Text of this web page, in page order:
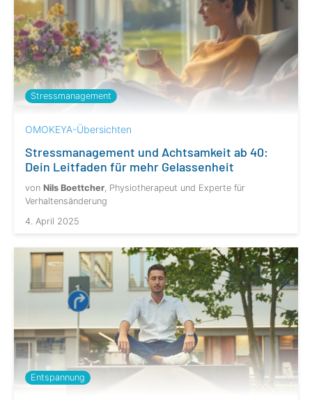
Stressmanagement
OMOKEYA-Übersichten
Stressmanagement und Achtsamkeit ab 40:
Dein Leitfaden für mehr Gelassenheit
von Nils Boettcher , Physiotherapeut und Experte für
Verhaltensänderung
4. April 2025
Entspannung